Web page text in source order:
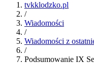
tvkklodzko.pl
/
Wiadomości
/
Wiadomości z
/
Podsumowanie IX